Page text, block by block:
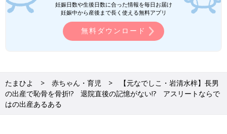
妊娠日数や生後日数に合った情報を毎日お届け
妊娠中から産後まで長く使える無料アプリ
無料ダウンロード
たまひよ 赤ちゃん・育児
【元なでしこ・岩清水梓】長男
の出産で恥骨を骨折!? 退院直後の記憶がない!? アスリートならで
はの出産あるある